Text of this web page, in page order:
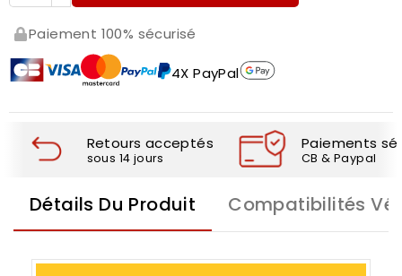
Paiement 100% sécurisé
4X PayPal
Retours acceptés
sous 14 jours
Paiements
CB & Paypal
Détails Du Produit Compatibilités